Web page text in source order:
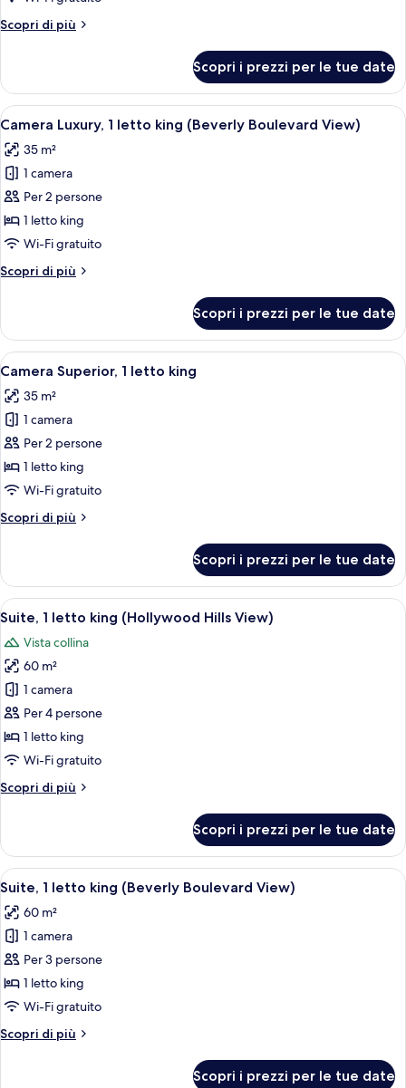
letti
Boulevard
View)
Scopri di più
Altri
Superior,
letti
(Beverly
Boulevard
Scopri i prezzi per le tue date
Apri
tutte
le
foto
per
Camera
Luxury,
letto
Boulevard
View)
Biancheria da letto di alta qualità,
7
Camera Luxury, 1 letto king (Beverly Boulevard View)
35 m²
1 camera
Per 2 persone
1 letto king
Wi-Fi gratuito
Scopri di più
Altri
Luxury,
letto
(Beverly
Boulevard
Scopri i prezzi per le tue date
Apri
tutte
le
foto
per
Camera
Superior,
letto
Una camera d'hotel con un letto, un
5
Camera Superior, 1 letto king
35 m²
1 camera
Per 2 persone
1 letto king
Wi-Fi gratuito
Scopri di più
Altri
Superior,
letto
Scopri i prezzi per le tue date
Apri
tutte
le
foto
per
Suite,
1
letto
(Hollywood
Suite, 1 letto king (Hollywood Hills
10
Suite, 1 letto king (Hollywood Hills View)
Vista collina
60 m²
1 camera
Per 4 persone
1 letto king
Wi-Fi gratuito
Scopri di più
Altri
1
letto
king
Hills
View)
Scopri i prezzi per le tue date
Apri
tutte
le
foto
per
Suite,
1
king
Suite, 1 letto king (Beverly
5
Suite, 1 letto king (Beverly Boulevard View)
60 m²
1 camera
Per 3 persone
1 letto king
Wi-Fi gratuito
Scopri di più
Altri
Scopri i prezzi per le tue date